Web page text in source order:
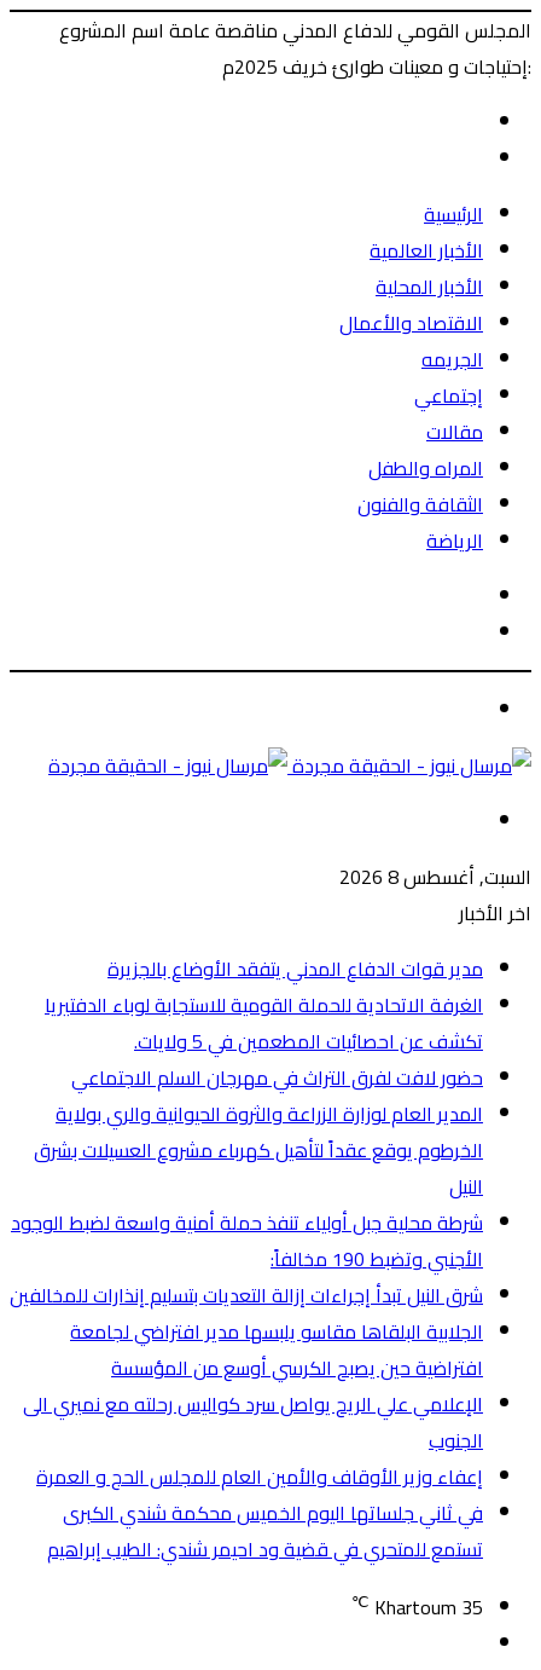
المجلس القومي للدفاع المدني مناقصة عامة اسم المشروع
:إحتياجات و معينات طوارئ خريف 2025م
الرئيسية
الأخبار العالمية
الأخبار المحلية
الاقتصاد والأعمال
الجريمه
إجتماعي
مقالات
المراه والطفل
الثقافة والفنون
الرياضة
عن
السبت, أغسطس 8 2026
اخر الأخبار
مدير قوات الدفاع المدني يتفقد الأوضاع بالجزيرة
الغرفة الاتحادية للحملة القومية للاستجابة لوباء الدفتيريا
تكشف عن احصائيات المطعمين في 5 ولايات.
حضور لافت لفرق التراث في مهرجان السلم الاجتماعي
المدير العام لوزارة الزراعة والثروة الحيوانية والري بولاية
الخرطوم يوقع عقداً لتأهيل كهرباء مشروع العسيلات بشرق
النيل
شرطة محلية جبل أولياء تنفذ حملة أمنية واسعة لضبط الوجود
الأجنبي وتضبط 190 مخالفاً:
شرق النيل تبدأ إجراءات إزالة التعديات بتسليم إنذارات للمخالفين
الجلابية البلقاها مقاسو يلبسها ​مدير افتراضي لجامعة
افتراضية حين يصبح الكرسي أوسع من المؤسسة
الإعلامي علي الريح يواصل سرد كواليس رحلته مع نميري الى
الجنوب
إعفاء وزير الأوقاف والأمين العام للمجلس الحج و العمرة
في ثاني جلساتها اليوم الخميس محكمة شندي الكبرى
تستمع للمتحري في قضية ود احيمر شندي: الطيب إبراهيم
Khartoum 35
℃